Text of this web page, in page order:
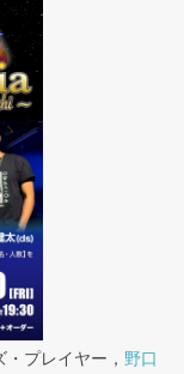
プレイヤー， 野口